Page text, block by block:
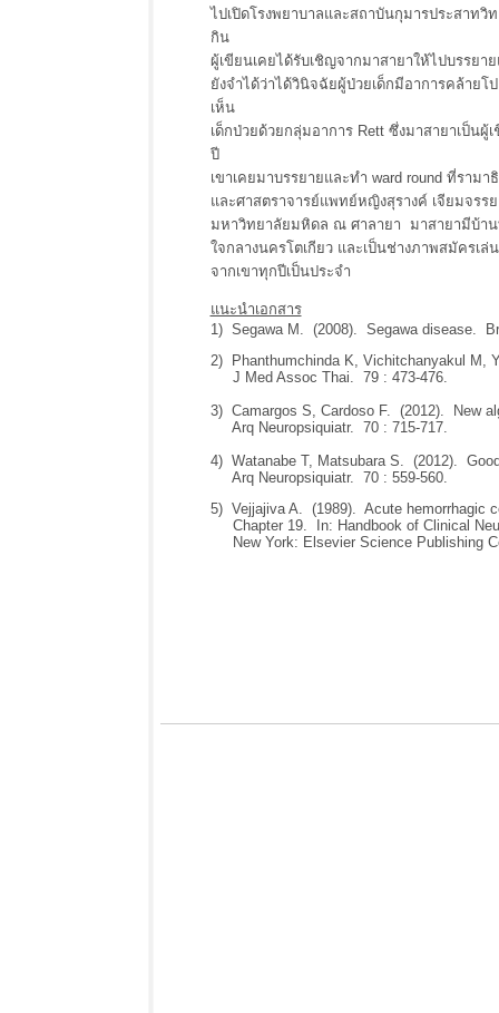
ไปเปิดโรงพยาบาลและสถาบันกุมารประสาท
กิน
ผู้เขียนเคยได้รับเชิญจากมาสายาให้ไปบรรย
ยังจำได้ว่าได้วินิจฉัยผู้ป่วยเด็กมีอาการคล้ายโ
เห็น
เด็กป่วยด้วยกลุ่มอาการ Rett ซึ่งมาสายาเป็น
ปี
เขาเคยมาบรรยายและทำ ward round ที่รา
และศาสตราจารย์แพทย์หญิงสุรางค์ เจียมจร
มหาวิทยาลัยมหิดล ณ ศาลายา มาสายามีบ้าน
ใจกลางนครโตเกียว และเป็นช่างภาพสมัคร
จากเขาทุกปีเป็นประจำ
แนะนำเอกสาร
1) Segawa M. (2008). Segawa disease.
2) Phanthumchinda K, Vichitchanyakul M,
J Med Assoc Thai. 79 : 473-476.
3) Camargos S, Cardoso F. (2012). New
Arq Neuropsiquiatr. 70 : 715-717.
4) Watanabe T, Matsubara S. (2012).
Arq Neuropsiquiatr. 70 : 559-560.
5) Vejjajiva A. (1989). Acute hemorrhagic
Chapter 19. In: Handbook of Clinical
New York: Elsevier Science Publishing